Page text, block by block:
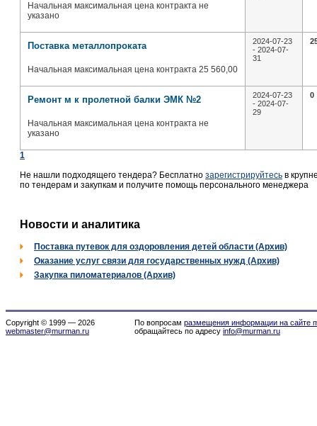
Начальная максимальная цена контракта не
указано
Поставка металлопроката
Начальная максимальная цена контракта 25 560,00
2024-07-23
- 2024-07-
31
Ремонт м к пролетной балки ЭМК №2
Начальная максимальная цена контракта не
указано
2024-07-23
- 2024-07-
29
0
1
Не нашли подходящего тендера? Бесплатно зарегистрируйтесь в
по тендерам и закупкам и получите помощь персонального менеджера
Новости и аналитика
Поставка путевок для оздоровления детей области (Архив)
Оказание услуг связи для государственных нужд (Архив)
Закупка пиломатериалов (Архив)
Copyright © 1999 — 2026
webmaster@murman.ru
По вопросам размещения информации на сайте
обращайтесь по адресу info@murman.ru